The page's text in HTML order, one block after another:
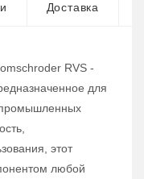
Доставка
RVS -
для
промышленных
этот
любой